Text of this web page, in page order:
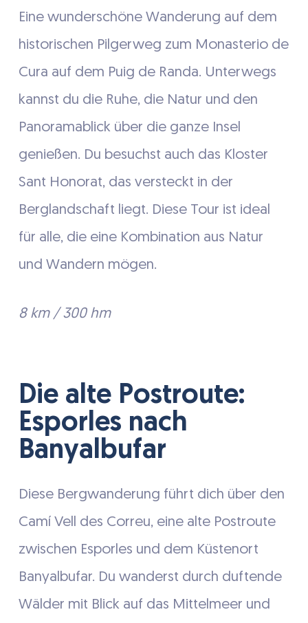
Eine wunderschöne Wanderung auf dem
historischen Pilgerweg zum Monasterio de
Cura auf dem Puig de Randa. Unterwegs
kannst du die Ruhe, die Natur und den
Panoramablick über die ganze Insel
genießen. Du besuchst auch das Kloster
Sant Honorat, das versteckt in der
Berglandschaft liegt. Diese Tour ist ideal
für alle, die eine Kombination aus Natur
und Wandern mögen.
8 km / 300 hm
Die alte Postroute:
Esporles nach
Banyalbufar
Diese Bergwanderung führt dich über den
Camí Vell des Correu, eine alte Postroute
zwischen Esporles und dem Küstenort
Banyalbufar. Du wanderst durch duftende
Wälder mit Blick auf das Mittelmeer und